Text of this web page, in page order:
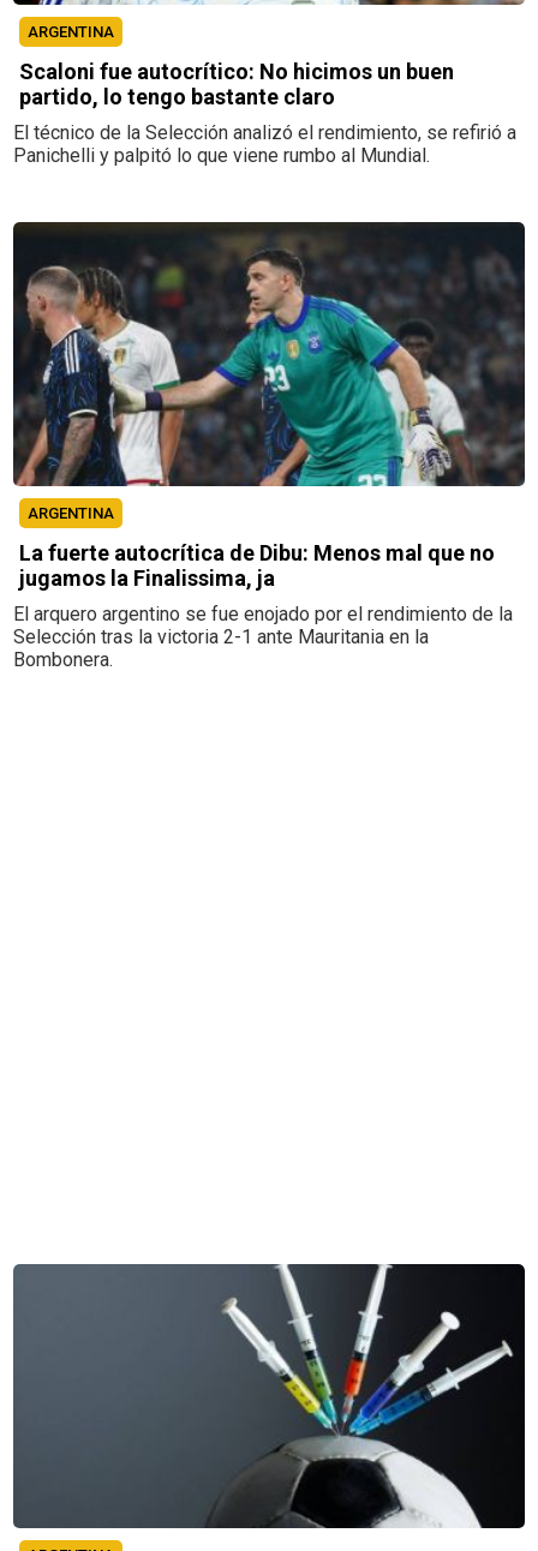
ARGENTINA
Scaloni fue autocrítico: No hicimos un buen
partido, lo tengo bastante claro
El técnico de la Selección analizó el rendimiento, se refirió a
Panichelli y palpitó lo que viene rumbo al Mundial.
ARGENTINA
La fuerte autocrítica de Dibu: Menos mal que no
jugamos la Finalissima, ja
El arquero argentino se fue enojado por el rendimiento de la
Selección tras la victoria 2-1 ante Mauritania en la
Bombonera.